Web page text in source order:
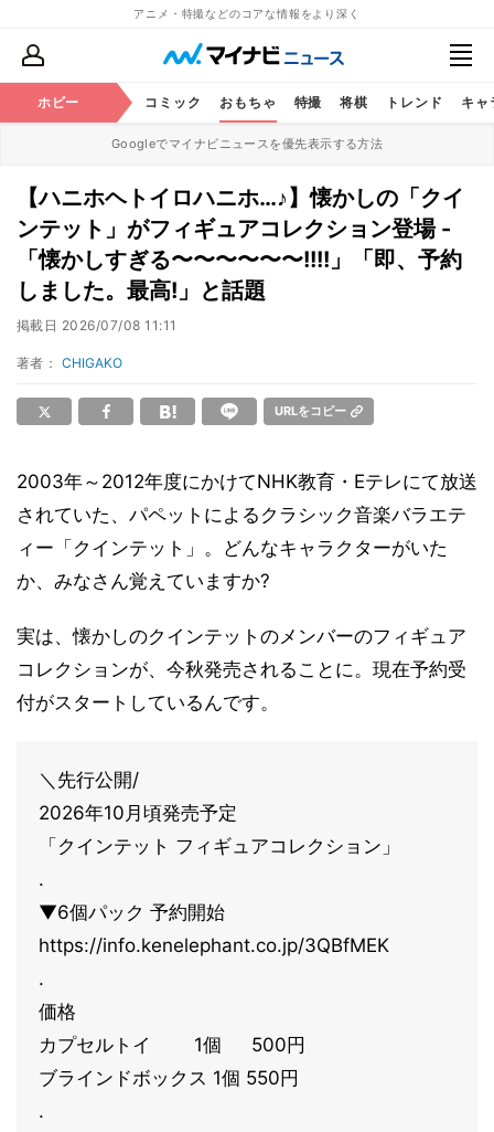
アニメ・特撮などのコアな情報をより深く
ホビー
アニメ コミック おもちゃ 特撮 将棋 トレンド キャ
Googleでマイナビニュースを優先表示する方法
【ハニホヘトイロハニホ…♪】懐かしの「クイ
ンテット」がフィギュアコレクション登場 -
「懐かしすぎる〜〜〜〜〜〜!!!!」「即、予約
しました。最高!」と話題
掲載日 2026/07/08 11:11
著者： CHIGAKO
URLをコピー
2003年～2012年度にかけてNHK教育・Eテレにて放送
されていた、パペットによるクラシック音楽バラエテ
ィー「クインテット」。どんなキャラクターがいた
か、みなさん覚えていますか?
実は、懐かしのクインテットのメンバーのフィギュア
コレクションが、今秋発売されることに。現在予約受
付がスタートしているんです。
＼先行公開/
2026年10月頃発売予定
「クインテット フィギュアコレクション」
.
▼6個パック 予約開始
https://info.kenelephant.co.jp/3QBfMEK
.
価格
カプセルトイ 1個 500円
ブラインドボックス 1個 550円
.